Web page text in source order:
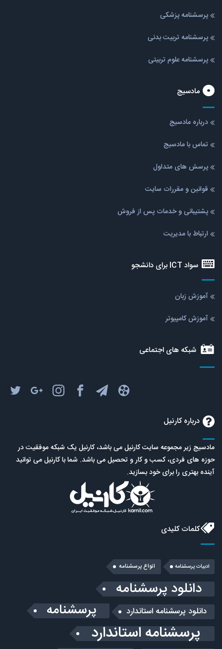
پرسشنامه پزشکی
پرسشنامه تربیت بدنی
پرسشنامه علوم تربیتی
مادسیج
درباره مادسیج
تماس با مادسیج
پرسش های متداول
قوانین و مقررات سایت
پشتیبانی و خدمات پس از فروش
ارتباط با مدیریت
سواد ICT برای دانشجو
آموزش زبان
آموزش کامپیوتر
شبکه های اجتماعی
درباره کارنیل
مادسیج زیر مجموعه سایت کارنیل می باشد، کارنیل یک شبکه موفقیت در
حوزه های فردی، کسب و کار و تحصیل می باشد. شما با کارنیل می توانید
آینده بهتری را برای خود بسازید.
کلمات کلیدی
ادبیات پرسشنامه انواع پرسشنامه
دانلود پرسشنامه
دانلود پرسشنامه استاندارد پرسشنامه
پرسشنامه استاندارد